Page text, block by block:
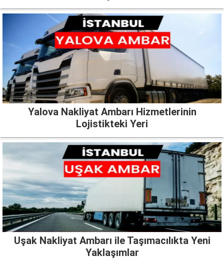
Yalova Nakliyat Ambarı Hizmetlerinin
Lojistikteki Yeri
Uşak Nakliyat Ambarı ile Taşımacılıkta Yeni
Yaklaşımlar